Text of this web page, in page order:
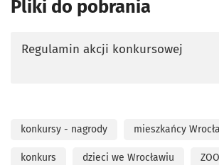
Pliki do pobrania
Regulamin akcji konkursowej
konkursy - nagrody mieszkańcy
konkurs dzieci we Wrocławiu